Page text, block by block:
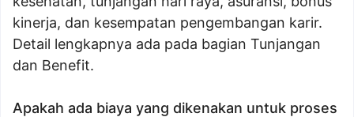
kinerja, dan kesempatan pengembangan karir.
Detail lengkapnya ada pada bagian Tunjangan
dan Benefit.
Apakah ada biaya yang dikenakan untuk proses